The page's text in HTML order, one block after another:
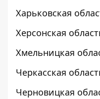
Харьковская
Херсонская
Хмельницкая
Черкасская
Черновицкая